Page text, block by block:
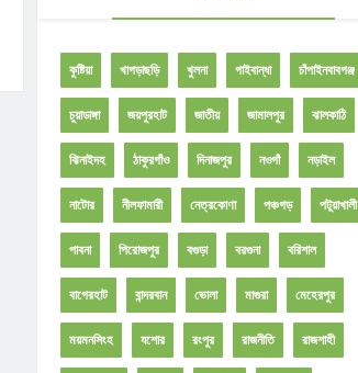
কুষ্টিয়া খাগড়াছড়ি খুলনা গাইবান্ধা চাঁপাইনবাবগঞ্জ
চুয়াডাঙ্গা জয়পুরহাট জাতীয় জামালপুর ঝালকাঠি
ঝিনাইদহ ঠাকুরগাঁও দিনাজপুর নওগাঁ নড়াইল
নাটোর নীলফামারী নেত্রকোণা পঞ্চগড় পটুয়াখালী
পাবনা পিরোজপুর বগুড়া বরগুনা বরিশাল
বাগেরহাট বান্দরবান ভোলা মাগুরা মেহেরপুর
ময়মনসিংহ যশোর রংপুর রাজনীতি রাজশাহী